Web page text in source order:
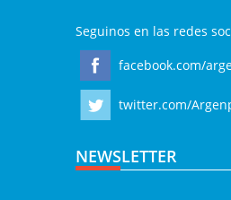
Seguinos en las redes
facebook.com/
twitter.com/
NEWSLETTER